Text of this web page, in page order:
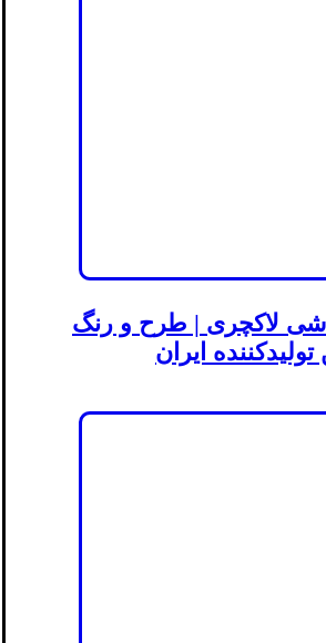
لاکچری | طرح و رنگ
ایران